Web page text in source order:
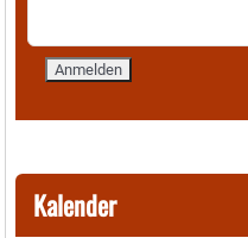
Kalender